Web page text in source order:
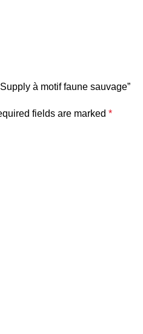
à motif faune sauvage”
fields are marked *